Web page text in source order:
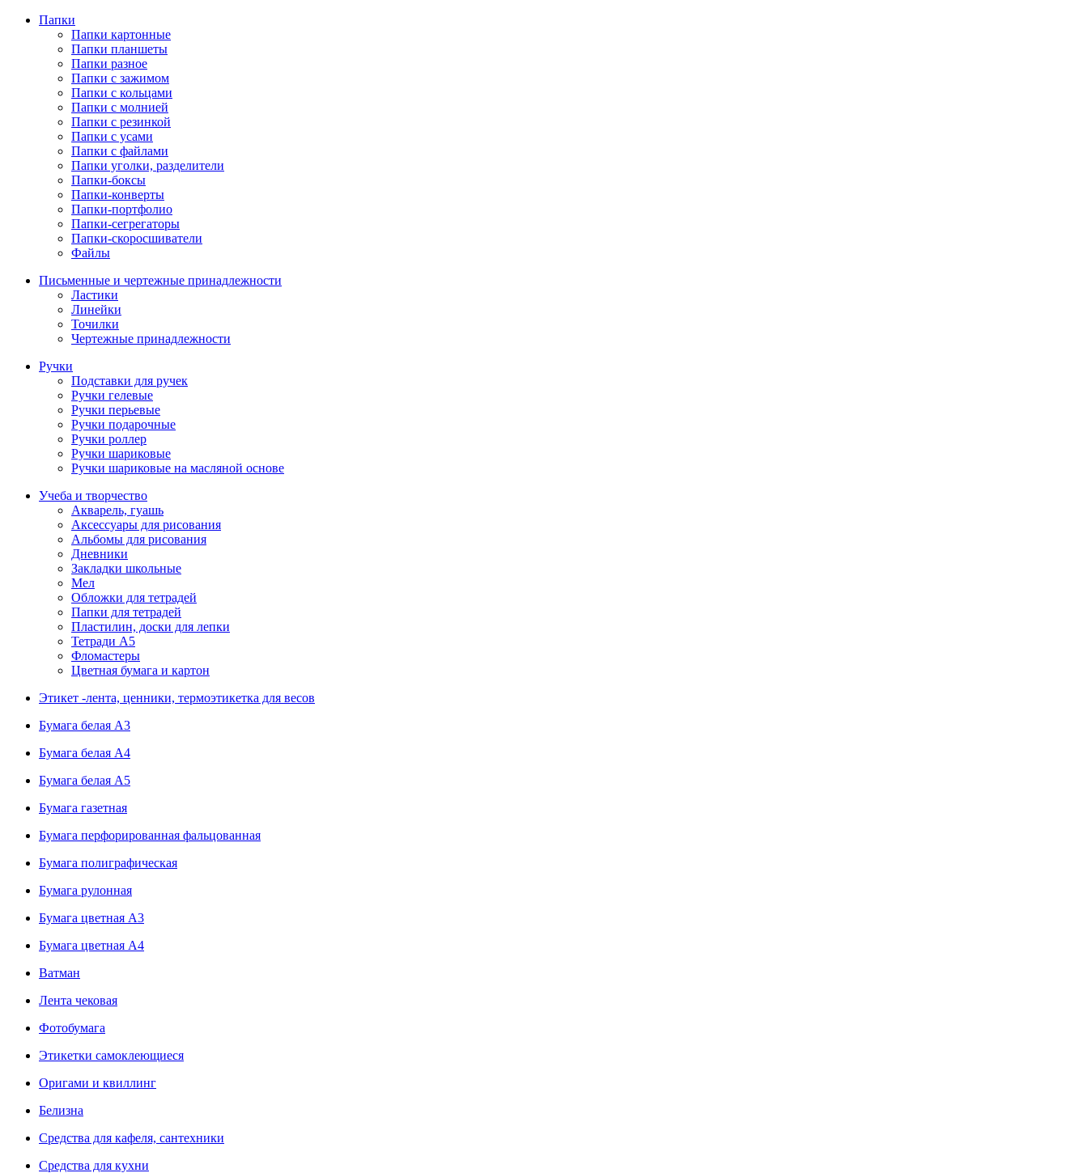
Папки
Папки картонные
Папки планшеты
Папки разное
Папки с зажимом
Папки с кольцами
Папки с молнией
Папки с резинкой
Папки с усами
Папки с файлами
Папки уголки, разделители
Папки-боксы
Папки-конверты
Папки-портфолио
Папки-сегрегаторы
Папки-скоросшиватели
Файлы
Письменные и чертежные принадлежности
Ластики
Линейки
Точилки
Чертежные принадлежности
Ручки
Подставки для ручек
Ручки гелевые
Ручки перьевые
Ручки подарочные
Ручки роллер
Ручки шариковые
Ручки шариковые на масляной основе
Учеба и творчество
Акварель, гуашь
Аксессуары для рисования
Альбомы для рисования
Дневники
Закладки школьные
Мел
Обложки для тетрадей
Папки для тетрадей
Пластилин, доски для лепки
Тетради А5
Фломастеры
Цветная бумага и картон
Этикет -лента, ценники, термоэтикетка для весов
Бумага белая А3
Бумага белая А4
Бумага белая А5
Бумага газетная
Бумага перфорированная фальцованная
Бумага полиграфическая
Бумага рулонная
Бумага цветная А3
Бумага цветная А4
Ватман
Лента чековая
Фотобумага
Этикетки самоклеющиеся
Оригами и квиллинг
Белизна
Средства для кафеля, сантехники
Средства для кухни